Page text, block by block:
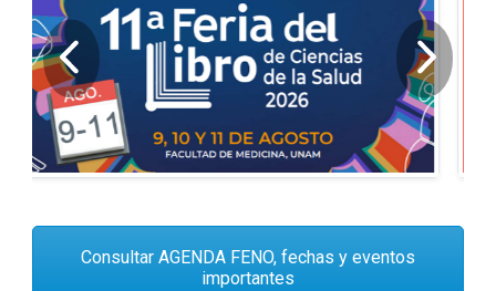
Consultar AGENDA FENO, fechas y eventos
importantes